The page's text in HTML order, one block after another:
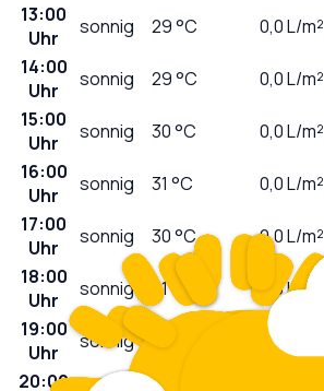
13:00
Uhr
sonnig 29°C 0,0L/m²
14:00
Uhr
sonnig 29°C 0,0L/m²
15:00
Uhr
sonnig 30°C 0,0L/m²
16:00
Uhr
sonnig 31 °C 0,0L/m²
17:00
Uhr
sonnig 30°C 0,0L/m²
18:00
Uhr
sonnig 31°C 0,0L/m²
19:00
Uhr
sonnig 0,0
20:00